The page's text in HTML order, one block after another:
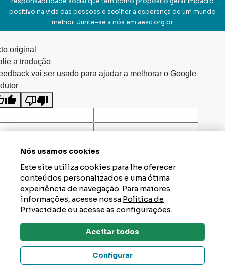
positivo na vida das pessoas e acolher a esperança de um mundo
melhor. Junte-se a nós em aesc.org.br
Dúvidas? Tire Aqui
Nós usamos cookies
Este site utiliza cookies para lhe oferecer
conteúdos personalizados e uma ótima
experiência de navegação. Para maiores
informações, acesse nossa Política de
Privacidadeou acesse as configurações.
Aceitar todos
Configurar
original
a tradução
vai ser usado para ajudar a melhorar o Google